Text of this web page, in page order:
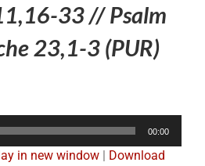
33 // Psalm
23,1-3 (PUR)
Audio-
00:00
in new window
Download